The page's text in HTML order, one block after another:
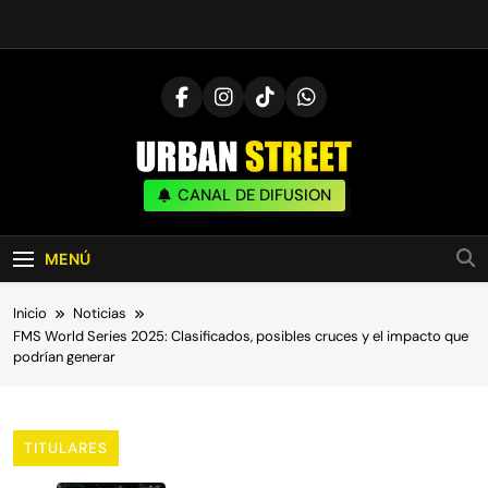
UrbanStreet
| Noticias De Freestyle, Batallas Y Cultura
Urbana
CANAL DE DIFUSION
MENÚ
Inicio
Noticias
FMS World Series 2025: Clasificados, posibles cruces y el impacto que
podrían generar
TITULARES